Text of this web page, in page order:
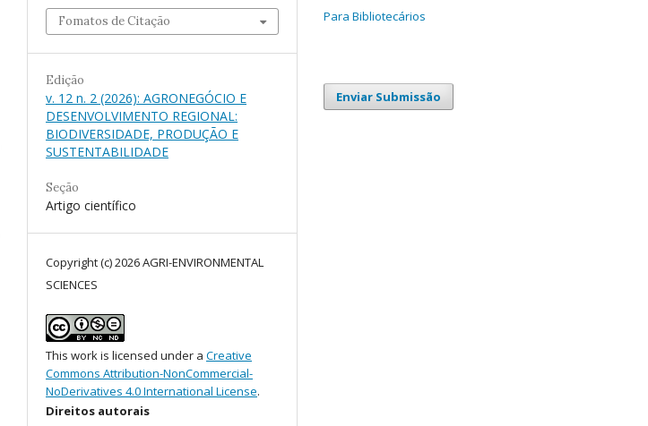
Fomatos de Citação
Edição
v. 12 n. 2 (2026): AGRONEGÓCIO E
DESENVOLVIMENTO REGIONAL:
BIODIVERSIDADE, PRODUÇÃO E
SUSTENTABILIDADE
Seção
Artigo científico
Copyright (c) 2026 AGRI-ENVIRONMENTAL
SCIENCES
This work is licensed under a Creative
Commons Attribution-NonCommercial-
NoDerivatives 4.0 International License.
Direitos autorais
Para Bibliotecários
Enviar Submissão